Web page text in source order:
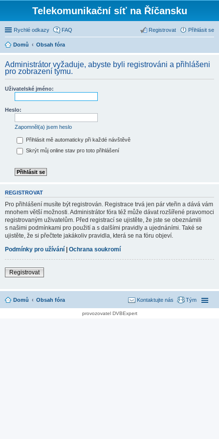
Telekomunikační síť na Říčansku
Rychlé odkazy FAQ Přihlásit se
Registrovat
Domů Obsah fóra
Administrátor vyžaduje, abyste byli registrováni a přihlášeni
pro zobrazení týmu.
Uživatelské jméno:
Heslo:
Zapomněl(a) jsem heslo
Přihlásit mě automaticky při každé návštěvě
Skrýt můj online stav pro toto přihlášení
REGISTROVAT
Pro přihlášení musíte být registrován. Registrace trvá jen pár vteřin a dává vám
mnohem větší možnosti. Administrátor fóra též může dávat rozšířené pravomoci
registrovaným uživatelům. Před registrací se ujistěte, že jste se obeznámili
s našimi podmínkami pro použití a s dalšími pravidly a ujednáními. Také se
ujistěte, že si přečtete jakákoliv pravidla, která se na fóru objeví.
Podmínky pro užívání | Ochrana soukromí
Registrovat
Domů Obsah fóra Tým
Kontaktujte nás
provozovatel DVBExpert